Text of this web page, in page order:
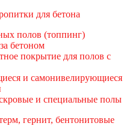
для бетона
полов (топпинг)
бетоном
покрытие для полов с
и самонивелирующиеся
и специальные полы
гернит, бентонитовые